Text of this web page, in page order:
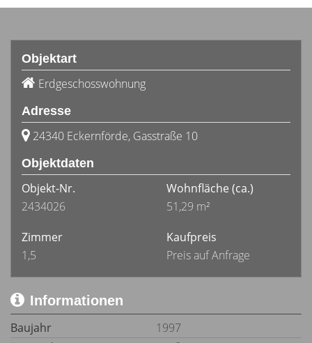
Objektart
Erdgeschosswohnung
Adresse
24340 Eckernförde, Gasstraße 10
Objektdaten
Objekt-Nr.
2434026
Wohnfläche (ca.)
51,29 m²
Zimmer
1,5
Kaufpreis
Preis auf Anfrage
Informationen
Baujahr
1997